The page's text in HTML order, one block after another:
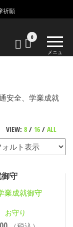
祈願
メニュ
ー
0
安全、学業成就
VIEW: 8 / 16 / ALL
守
お守り